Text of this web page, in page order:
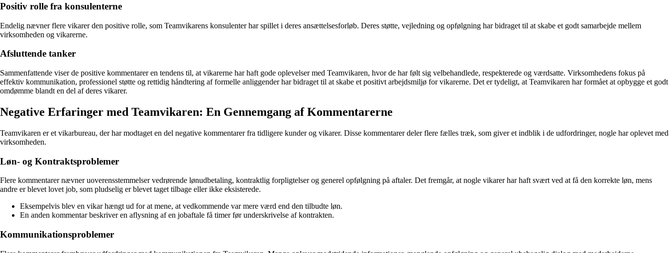
Positiv rolle fra konsulenterne
Endelig nævner flere vikarer den positive rolle, som Teamvikarens konsulenter har spillet i deres ansættelsesforløb. Deres støtte, vejledning og opfølgning har bidraget til at skabe et godt samarbejde mellem
virksomheden og vikarerne.
Afsluttende tanker
Sammenfattende viser de positive kommentarer en tendens til, at vikarerne har haft gode oplevelser med Teamvikaren, hvor de har følt sig velbehandlede, respekterede og værdsatte. Virksomhedens fokus på
effektiv kommunikation, professionel støtte og rettidig håndtering af formelle anliggender har bidraget til at skabe et positivt arbejdsmiljø for vikarerne. Det er tydeligt, at Teamvikaren har formået at opbygge et godt
omdømme blandt en del af deres vikarer.
Negative Erfaringer med Teamvikaren: En Gennemgang af Kommentarerne
Teamvikaren er et vikarbureau, der har modtaget en del negative kommentarer fra tidligere kunder og vikarer. Disse kommentarer deler flere fælles træk, som giver et indblik i de udfordringer, nogle har oplevet med
virksomheden.
Løn- og Kontraktsproblemer
Flere kommentarer nævner uoverensstemmelser vedrørende lønudbetaling, kontraktlig forpligtelser og generel opfølgning på aftaler. Det fremgår, at nogle vikarer har haft svært ved at få den korrekte løn, mens
andre er blevet lovet job, som pludselig er blevet taget tilbage eller ikke eksisterede.
Eksempelvis blev en vikar hængt ud for at mene, at vedkommende var mere værd end den tilbudte løn.
En anden kommentar beskriver en aflysning af en jobaftale få timer før underskrivelse af kontrakten.
Kommunikationsproblemer